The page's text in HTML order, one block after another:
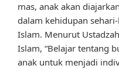
mas, anak akan
dalam kehidupan
Islam. Menurut
Islam, “Belajar tentang
anak untuk menjadi